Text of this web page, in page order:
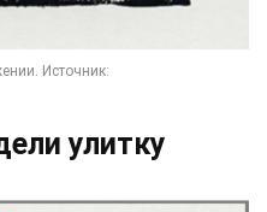
улитку